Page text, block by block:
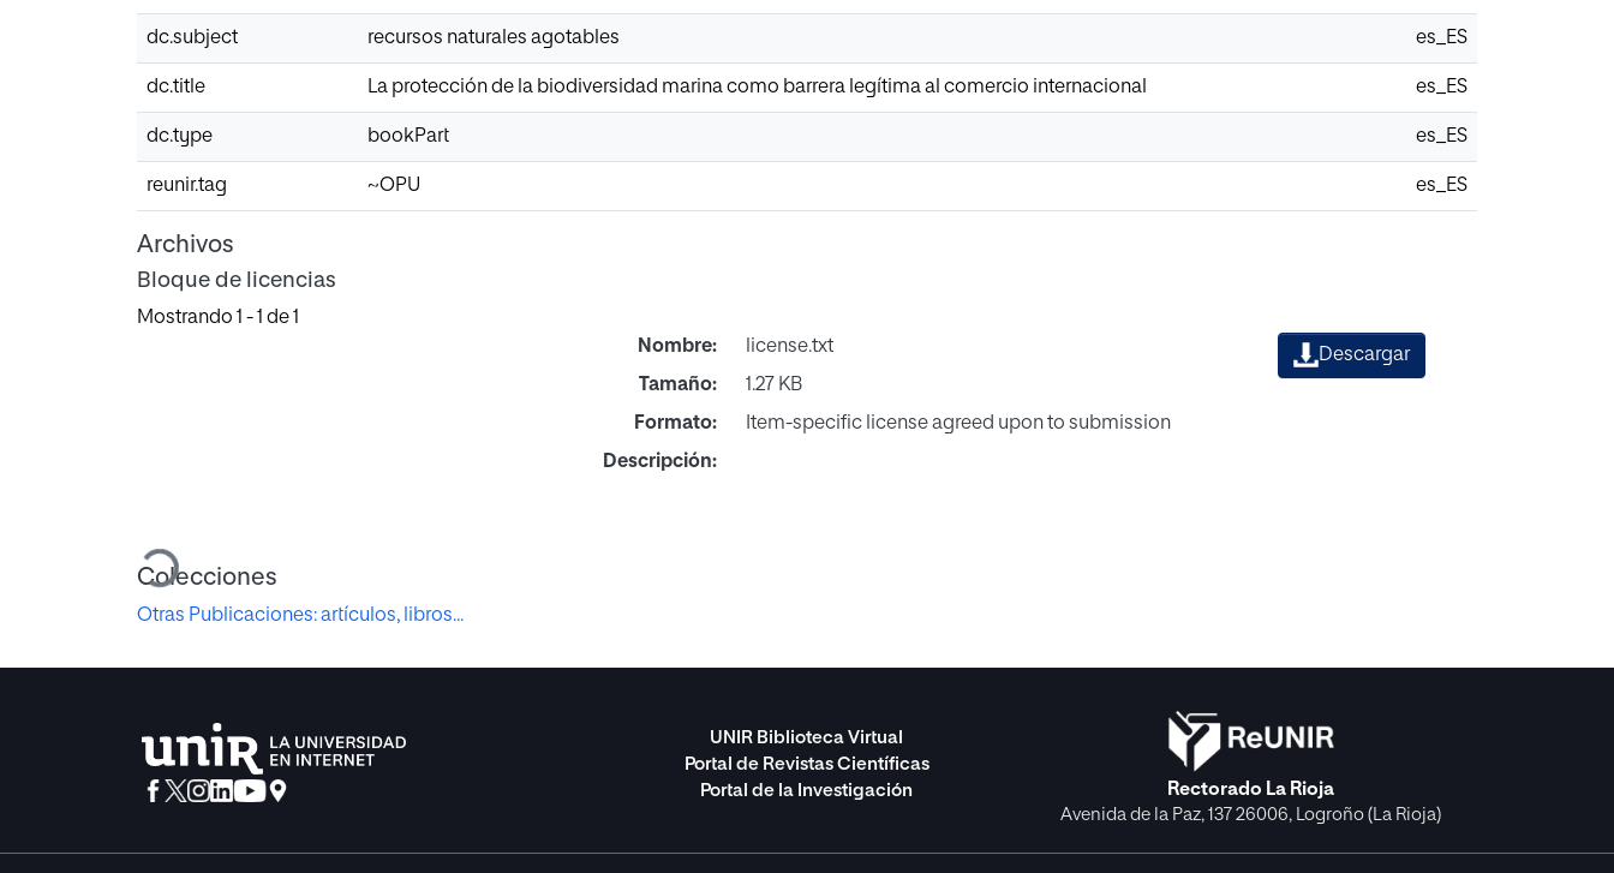
dc.subject recursos naturales agotables es_ES
dc.title La protección de la biodiversidad marina como barrera legítima al comercio internacional es_ES
dc.type bookPart es_ES
reunir.tag ~OPU es_ES
Archivos
Bloque de licencias
Mostrando 1 - 1 de 1
Cargando...
Nombre:
license.txt
Tamaño:
1.27 KB
Formato:
Item-specific license agreed upon to submission
Descripción:
Descargar
Colecciones
Otras Publicaciones: artículos, libros...
UNIR Biblioteca Virtual
Portal de Revistas Científicas
Portal de la Investigación
Rectorado La Rioja
Avenida de la Paz, 137 26006, Logroño (La Rioja)